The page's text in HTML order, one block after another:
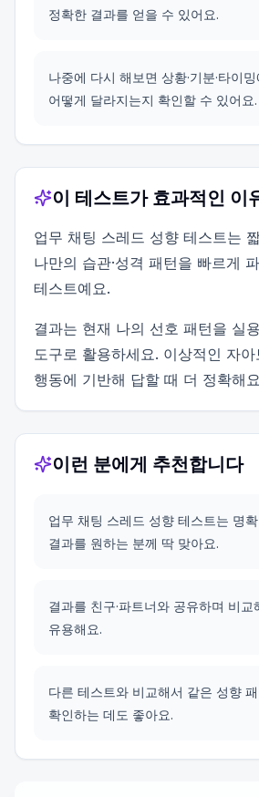
정확한 결과를 얻을 수 있어요.
나중에 다시 해보면 상황·기분·타이
어떻게 달라지는지 확인할 수 있어요.
이 테스트가 효과적인 이
업무 채팅 스레드 성향 테스트는
나만의 습관·성격 패턴을 빠르게
테스트예요.
결과는 현재 나의 선호 패턴을 실
도구로 활용하세요. 이상적인 자
행동에 기반해 답할 때 더 정확해
이런 분에게 추천합니다
업무 채팅 스레드 성향 테스트는 명
결과를 원하는 분께 딱 맞아요.
결과를 친구·파트너와 공유하며 비교
유용해요.
다른 테스트와 비교해서 같은 성향
확인하는 데도 좋아요.